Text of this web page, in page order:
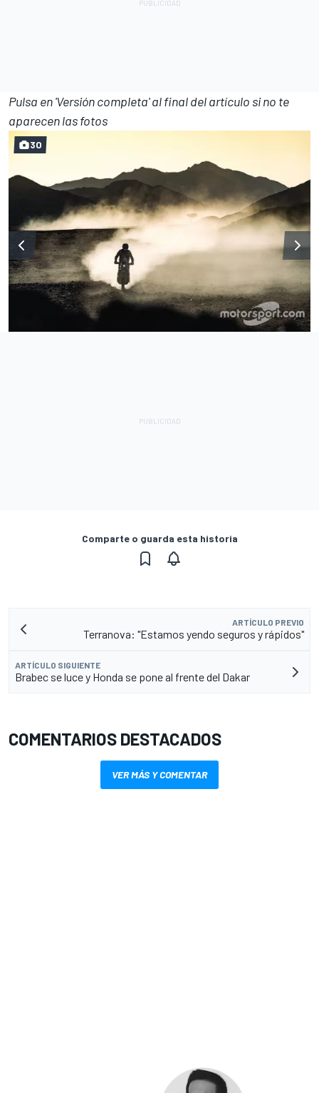
Pulsa en 'Versión completa' al final del artículo si no te
aparecen las fotos
30
Comparte o guarda esta historia
ARTÍCULO PREVIO
Terranova: "Estamos yendo seguros y rápidos"
ARTÍCULO SIGUIENTE
Brabec se luce y Honda se pone al frente del Dakar
COMENTARIOS DESTACADOS
VER MÁS Y COMENTAR